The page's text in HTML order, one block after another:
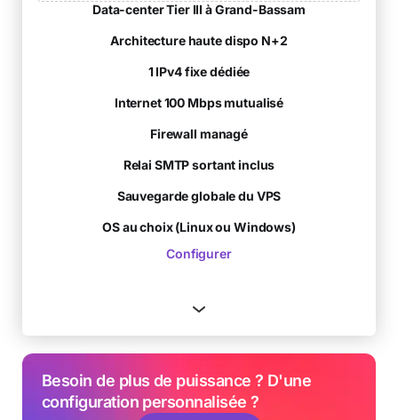
Data-center Tier III à Grand-Bassam
Architecture haute dispo N+2
1 IPv4 fixe dédiée
Internet 100 Mbps mutualisé
Firewall managé
Relai SMTP sortant inclus
Sauvegarde globale du VPS
OS au choix (Linux ou Windows)
Configurer
Besoin de plus de puissance ? D'une
configuration personnalisée ?